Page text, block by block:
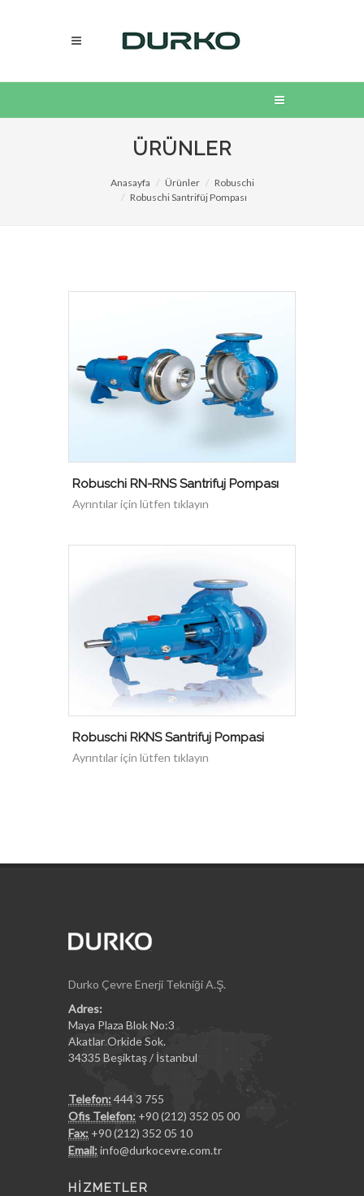
ÜRÜNLER
Anasayfa Ürünler
Robuschi
Robuschi Santrifüj Pompası
Robuschi RN-RNS Santrifuj Pompası
Ayrıntılar için lütfen tıklayın
Robuschi RKNS Santrifuj Pompasi
Ayrıntılar için lütfen tıklayın
Durko Çevre Enerji Tekniği A.Ş.
Adres:
Maya Plaza Blok No:3
Akatlar Orkide Sok.
34335 Beşiktaş / İstanbul
Telefon: 444 3 755
Ofis Telefon: +90 (212) 352 05 00
Fax: +90 (212) 352 05 10
Email: info@durkocevre.com.tr
HİZMETLER